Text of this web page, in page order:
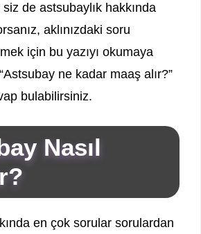
de astsubaylık hakkında
aklınızdaki soru
için bu yazıyı okumaya
ne kadar maaş alır?”
bulabilirsiniz.
Nasıl
en çok sorular sorulardan